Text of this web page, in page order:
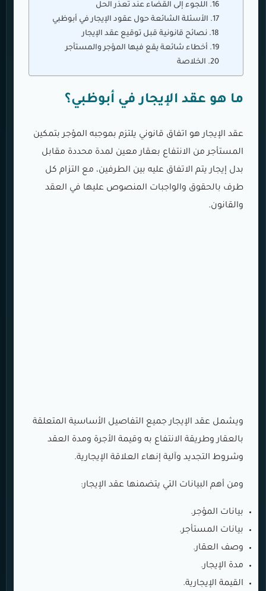
اللجوء إلى القضاء عند تعذر الحل
الأسئلة الشائعة حول عقود الإيجار في أبوظبي
نصائح قانونية قبل توقيع عقد الإيجار
أخطاء شائعة يقع فيها المؤجر والمستأجر
الخلاصة
ما هو عقد الإيجار في أبوظبي؟
عقد الإيجار هو اتفاق قانوني يلتزم بموجبه المؤجر بتمكين
المستأجر من الانتفاع بعقار معين لمدة محددة مقابل
بدل إيجار يتم الاتفاق عليه بين الطرفين، مع التزام كل
طرف بالحقوق والواجبات المنصوص عليها في العقد
والقانون.
ويشمل عقد الإيجار جميع التفاصيل الأساسية المتعلقة
بالعقار وطريقة الانتفاع به وقيمة الأجرة ومدة العقد
وشروط التجديد وآلية إنهاء العلاقة الإيجارية.
ومن أهم البيانات التي يتضمنها عقد الإيجار:
بيانات المؤجر.
بيانات المستأجر.
وصف العقار.
مدة الإيجار.
القيمة الإيجارية.